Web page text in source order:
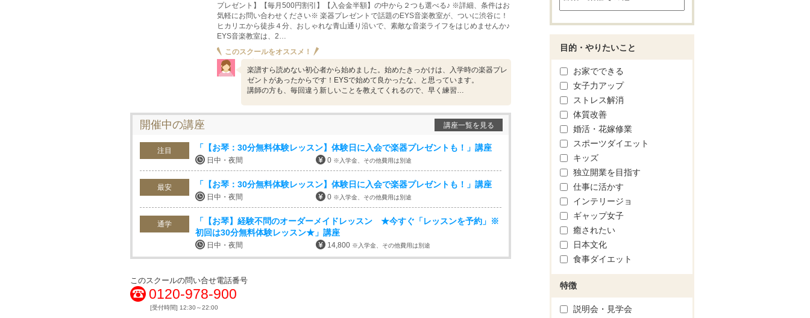
プレゼント】【毎月500円割引】【入会金半額】の中から２つも選べる♪ ※詳細、条件はお
気軽にお問い合わせください※ 楽器プレゼントで話題のEYS音楽教室が、ついに渋谷に！
ヒカリエから徒歩４分、おしゃれな青山通り沿いで、素敵な音楽ライフをはじめませんか♪
EYS音楽教室は、2…
このスクールをオススメ！
楽譜すら読めない初心者から始めました。始めたきっかけは、入学時の楽器プレ
ゼントがあったからです！EYSで始めて良かったな、と思っています。
講師の方も、毎回違う新しいことを教えてくれるので、早く練習…
開催中の講座 講座一覧を見る
注目 「【お琴：30分無料体験レッスン】体験日に入会で楽器プレゼントも！」講座
日中・夜間 0 ※入学金、その他費用は別途
最安 「【お琴：30分無料体験レッスン】体験日に入会で楽器プレゼントも！」講座
日中・夜間 0 ※入学金、その他費用は別途
通学
「【お琴】経験不問のオーダーメイドレッスン ★今すぐ「レッスンを予約」※
初回は30分無料体験レッスン★」講座
日中・夜間 14,800 ※入学金、その他費用は別途
このスクールの問い合せ電話番号
0120-978-900
[受付時間] 12:30～22:00
目的・やりたいこと
お家でできる
女子力アップ
ストレス解消
体質改善
婚活・花嫁修業
スポーツダイエット
キッズ
独立開業を目指す
仕事に活かす
インテリージョ
ギャップ女子
癒されたい
日本文化
食事ダイエット
特徴
説明会・見学会